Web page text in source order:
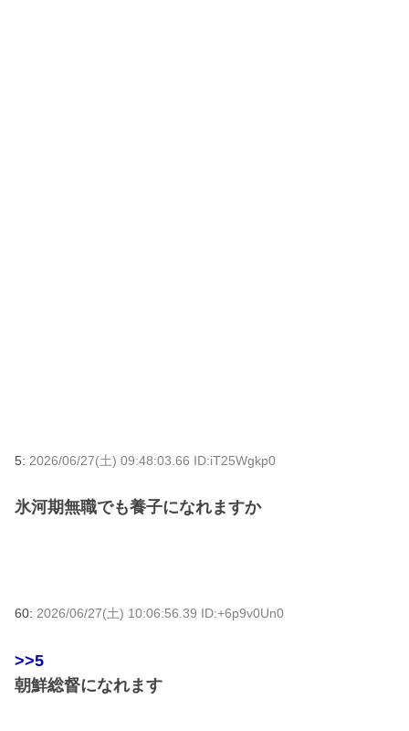
5: 2026/06/27(土) 09:48:03.66 ID:iT25Wgkp0
氷河期無職でも養子になれますか
60: 2026/06/27(土) 10:06:56.39 ID:+6p9v0Un0
>>5
朝鮮総督になれます